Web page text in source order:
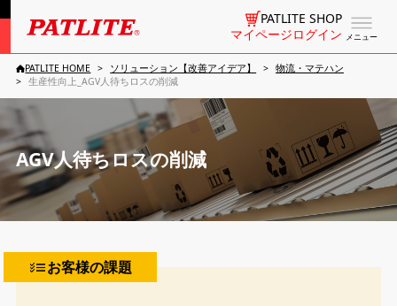
メニュー
PATLITE SHOP
マイページログイン
PATLITE HOME ソリューション【改善アイデア】
物流・マテハン
生産性向上_AGV人待ちロスの削減
AGV人待ちロスの削減
お客様の課題